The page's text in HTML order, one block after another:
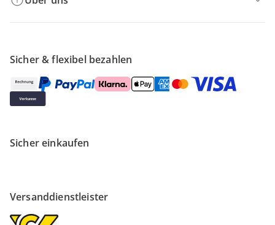
Sicher & flexibel bezahlen
Sicher einkaufen
Versanddienstleister